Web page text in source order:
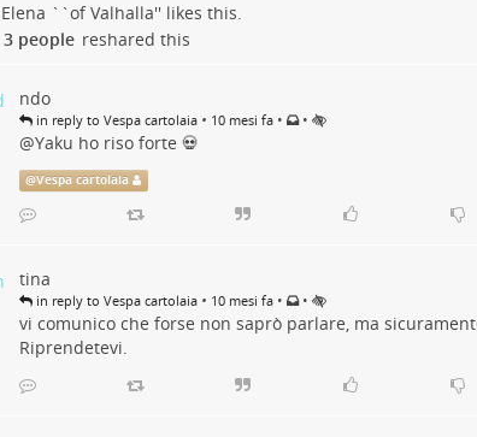
Elena ``of Valhalla''likes this.
3 people reshared this
ndo
in reply to Vespa cartolaia • 10 mesi fa • •
@Yaku ho riso forte 💀
@Vespa cartolaia
tina
in reply to Vespa cartolaia • 10 mesi fa • •
vi comunico che forse non saprò parlare, ma
Riprendetevi.